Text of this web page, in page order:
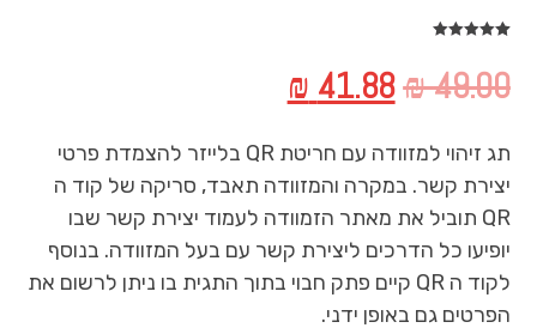
מבוסס על
דירוגים של
49.00
₪
41.88
₪
תג זיהוי למזוודה עם חריטת QR בלייזר להצמדת פרטי
יצירת קשר. במקרה והמזוודה תאבד, סריקה של קוד ה
QR תוביל את מאתר הזמוודה לעמוד יצירת קשר שבו
יופיעו כל הדרכים ליצירת קשר עם בעל המזוודה. בנוסף
לקוד ה QR קיים פתק חבוי בתוך התגית בו ניתן לרשום את
הפרטים גם באופן ידני.